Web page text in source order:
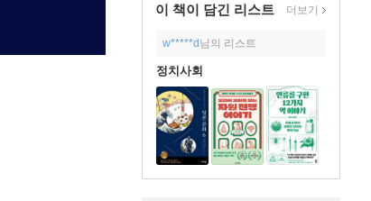
이 책이 담긴 리스트 더보기
w*****d님의 리스트
정치사회